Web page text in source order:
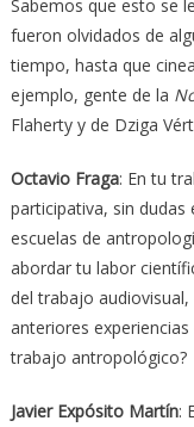
Sabemos que esto se
fueron olvidados de
tiempo, hasta que
ejemplo, gente de la
Flaherty y de Dziga
Octavio Fraga: En tu
participativa, sin
escuelas de
abordar tu labor
del trabajo
anteriores
trabajo antropológico?
Javier Expósito Martín: